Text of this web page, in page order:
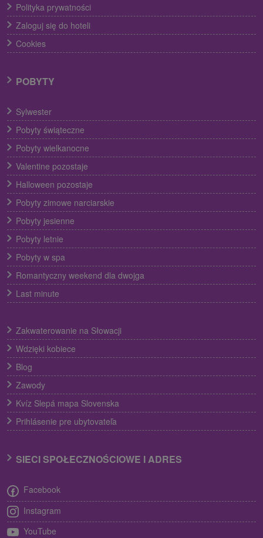
Polityka prywatności
Zaloguj się do hoteli
Cookies
POBYTY
Sylwester
Pobyty świąteczne
Pobyty wielkanocne
Valentine pozostaje
Halloween pozostaje
Pobyty zimowe narciarskie
Pobyty jesienne
Pobyty letnie
Pobyty w spa
Romantyczny weekend dla dwojga
Last minute
Zakwaterowanie na Słowacji
Wdzięki kobiece
Blog
Zawody
Kvíz Slepá mapa Slovenska
Prihlásenie pre ubytovateľa
SIECI SPOŁECZNOŚCIOWE I ADRES
Facebook
Instagram
YouTube